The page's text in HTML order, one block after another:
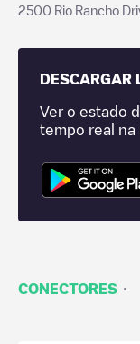
2500 Rio Rancho
DESCARGAR
Ver o estado
tempo real na
CONECTORES ·